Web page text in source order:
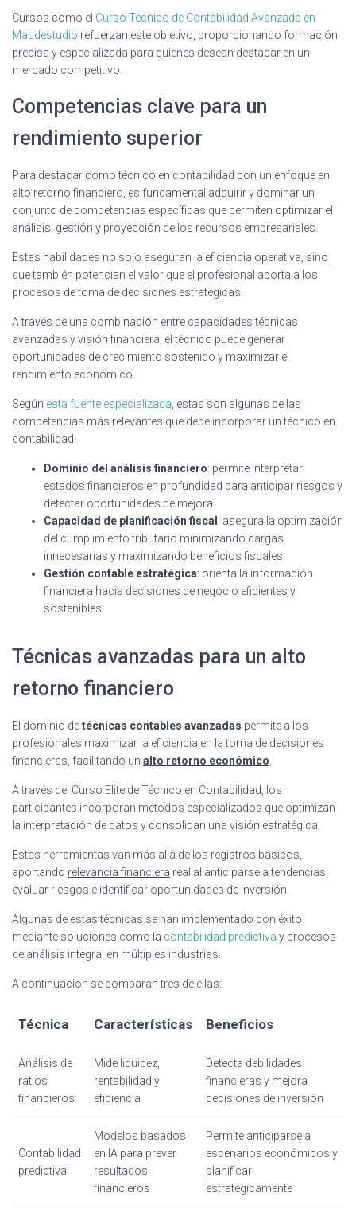
Cursos como el Curso Técnico de Contabilidad Avanzada en
Maudestudio refuerzan este objetivo, proporcionando formación
precisa y especializada para quienes desean destacar en un
mercado competitivo.
Competencias clave para un
rendimiento superior
Para destacar como técnico en contabilidad con un enfoque en
alto retorno financiero, es fundamental adquirir y dominar un
conjunto de competencias específicas que permiten optimizar el
análisis, gestión y proyección de los recursos empresariales.
Estas habilidades no solo aseguran la eficiencia operativa, sino
que también potencian el valor que el profesional aporta a los
procesos de toma de decisiones estratégicas.
A través de una combinación entre capacidades técnicas
avanzadas y visión financiera, el técnico puede generar
oportunidades de crecimiento sostenido y maximizar el
rendimiento económico.
Según esta fuente especializada , estas son algunas de las
competencias más relevantes que debe incorporar un técnico en
contabilidad:
Dominio del análisis financiero: permite interpretar
estados financieros en profundidad para anticipar riesgos y
detectar oportunidades de mejora
Capacidad de planificación fiscal : asegura la optimización
del cumplimiento tributario minimizando cargas
innecesarias y maximizando beneficios fiscales
Gestión contable estratégica: orienta la información
financiera hacia decisiones de negocio eficientes y
sostenibles
Técnicas avanzadas para un alto
retorno financiero
El dominio detécnicas contables avanzadas permite a los
profesionales maximizar la eficiencia en la toma de decisiones
financieras, facilitando un alto retorno económico
A través del Curso Elite de Técnico en Contabilidad, los
participantes incorporan métodos especializados que optimizan
la interpretación de datos y consolidan una visión estratégica.
Estas herramientas van más allá de los registros básicos,
aportando relevancia financiera real al anticiparse a tendencias,
evaluar riesgos e identificar oportunidades de inversión.
Algunas de estas técnicas se han implementado con éxito
mediante soluciones como la contabilidad predictiva y procesos
de análisis integral en múltiples industrias.
A continuación se comparan tres de ellas:
Técnica Características Beneficios
Análisis de
ratios
financieros
Mide liquidez,
rentabilidad y
eficiencia
Detecta debilidades
financieras y mejora
decisiones de inversión
Contabilidad
predictiva
Modelos basados
en IA para prever
resultados
financieros
Permite anticiparse a
escenarios económicos y
planificar
estratégicamente